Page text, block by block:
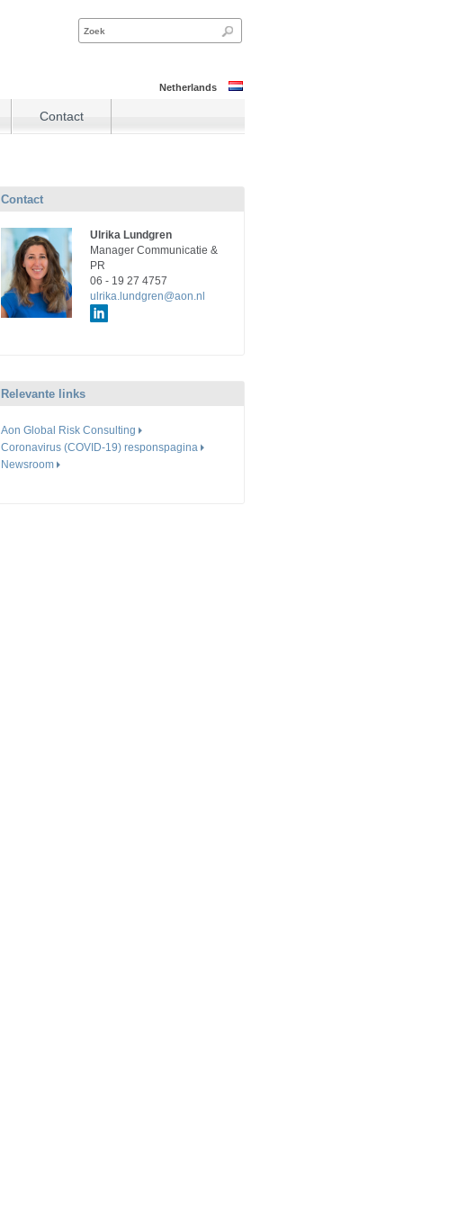
Netherlands
Contact
Contact
Ulrika Lundgren
Manager Communicatie &
PR
06 - 19 27 4757
ulrika.lundgren@aon.nl
Relevante links
Aon Global Risk Consulting
Coronavirus (COVID-19) responspagina
Newsroom